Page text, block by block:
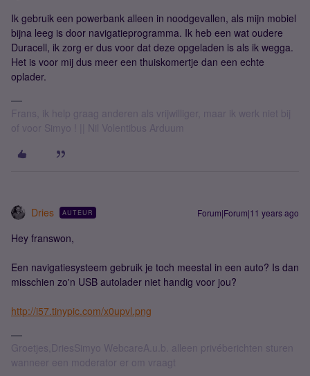
Ik gebruik een powerbank alleen in noodgevallen, als mijn mobiel
bijna leeg is door navigatieprogramma. Ik heb een wat oudere
Duracell, ik zorg er dus voor dat deze opgeladen is als ik wegga.
Het is voor mij dus meer een thuiskomertje dan een echte
oplader.
Frans, ik help graag anderen als vrijwilliger, maar ik werk niet bij
of voor Simyo ! || Nil Volentibus Arduum
Dries AUTEUR Forum|Forum|11 years ago
Hey franswon,
Een navigatiesysteem gebruik je toch meestal in een auto? Is dan
misschien zo'n USB autolader niet handig voor jou?
http://i57.tinypic.com/x0upvl.png
Groetjes,DriesSimyo WebcareA.u.b. alleen privéberichten sturen
wanneer een moderator er om vraagt